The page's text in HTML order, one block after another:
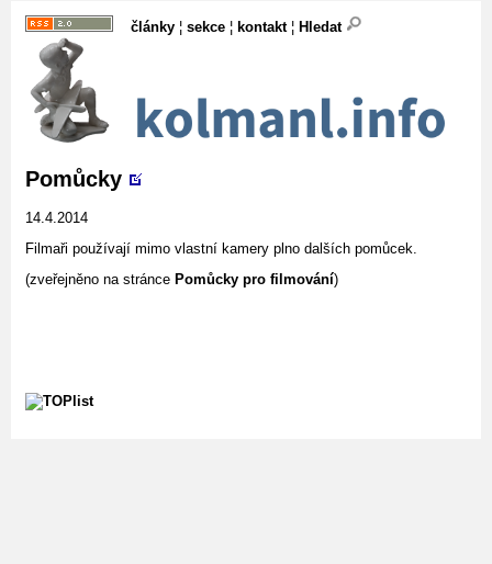
články ¦ sekce ¦ kontakt¦ Hledat
Pomůcky
14.4.2014
Filmaři používají mimo vlastní kamery plno dalších pomůcek.
(zveřejněno na stránce Pomůcky pro filmování)